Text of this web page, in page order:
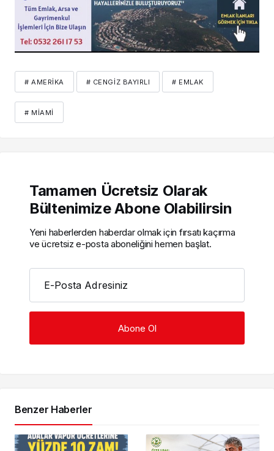
# AMERIKA # CENGIZ BAYIRLI # EMLAK
# MIAMI
Tamamen Ücretsiz Olarak
Bültenimize Abone Olabilirsin
Yeni haberlerden haberdar olmak için fırsatı kaçırma
ve ücretsiz e-posta aboneliğini hemen başlat.
E-Posta Adresiniz
Benzer Haberler